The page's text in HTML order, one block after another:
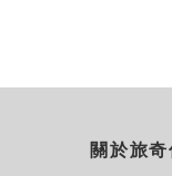
關於旅